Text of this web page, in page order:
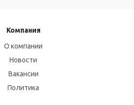
Компания
О компании
Новости
Вакансии
Политика